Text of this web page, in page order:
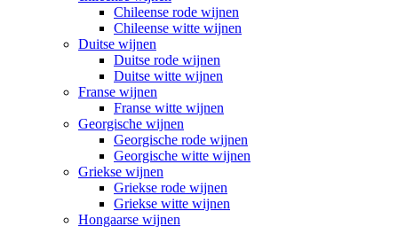
Chileense rode wijnen
Chileense witte wijnen
Duitse wijnen
Duitse rode wijnen
Duitse witte wijnen
Franse wijnen
Franse witte wijnen
Georgische wijnen
Georgische rode wijnen
Georgische witte wijnen
Griekse wijnen
Griekse rode wijnen
Griekse witte wijnen
Hongaarse wijnen